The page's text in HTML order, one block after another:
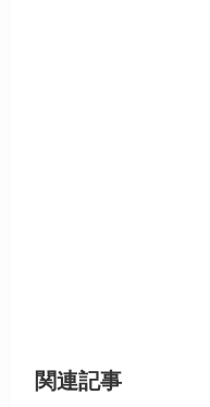
関連記事